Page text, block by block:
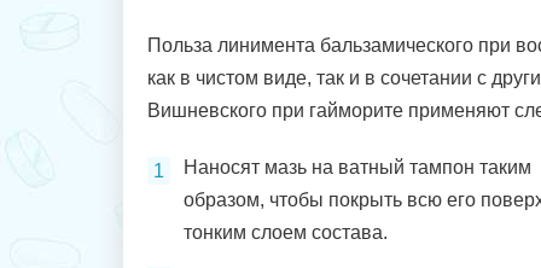
Польза линимента бальзамического при
как в чистом виде, так и в сочетании с
Вишневского при гайморите применяют
Наносят мазь на ватный тампон таким
образом, чтобы покрыть всю его
тонким слоем состава.